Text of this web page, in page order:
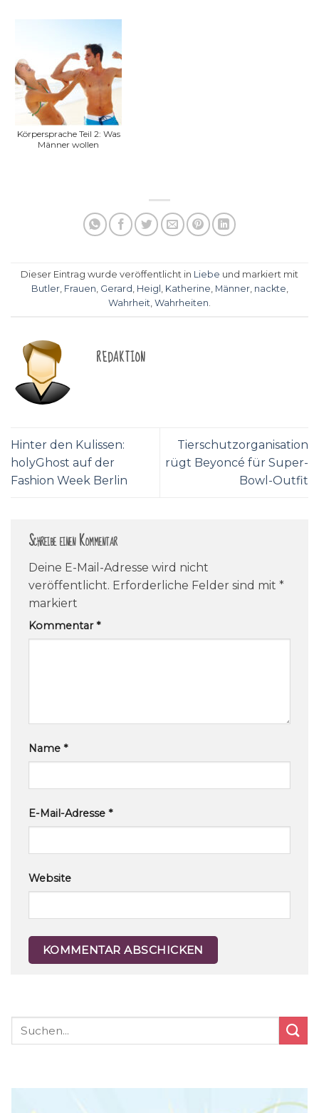
Körpersprache Teil 2: Was
Männer wollen
Dieser Eintrag wurde veröffentlicht in Liebe und markiert mit
Butler, Frauen, Gerard , Heigl , Katherine, Männer, nackte,
Wahrheit, Wahrheiten.
REDAKTION
Hinter den Kulissen:
holyGhost auf der
Fashion Week Berlin
Tierschutzorganisation
rügt Beyoncé für Super-
Bowl-Outfit
Schreibe einen Kommentar
Deine E-Mail-Adresse wird nicht
veröffentlicht. Erforderliche Felder sind mit *
markiert
Kommentar*
Name *
E-Mail-Adresse *
Website